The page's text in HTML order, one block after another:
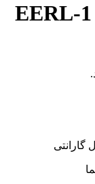
قفل حیاطی برقی مدل EERL-1
گارانتی